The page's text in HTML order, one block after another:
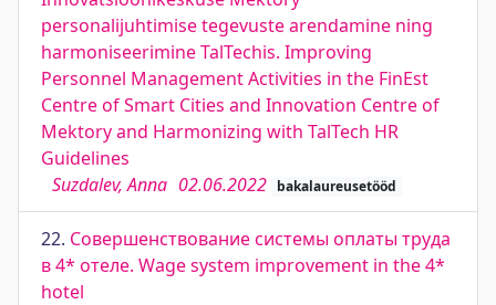
personalijuhtimise tegevuste arendamine ning
harmoniseerimine TalTechis. Improving
Personnel Management Activities in the FinEst
Centre of Smart Cities and Innovation Centre of
Mektory and Harmonizing with TalTech HR
Guidelines
Suzdalev, Anna 02.06.2022 bakalaureusetööd
22. Совершенствование системы оплаты труда
в 4* отеле. Wage system improvement in the 4*
hotel